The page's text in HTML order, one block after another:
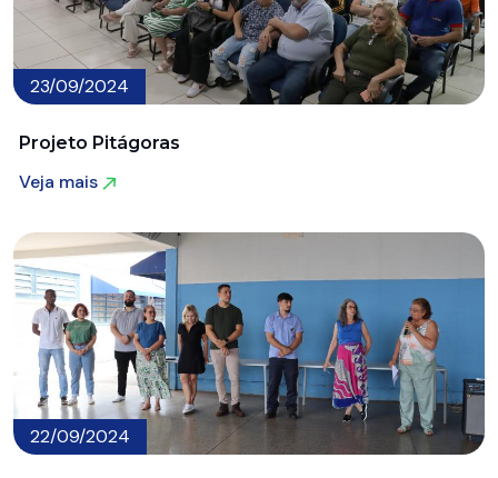
23/09/2024
Projeto Pitágoras
Veja mais
22/09/2024